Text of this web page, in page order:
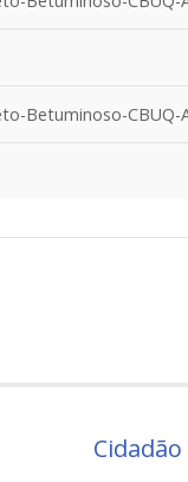
Betuminoso-
Cidadão